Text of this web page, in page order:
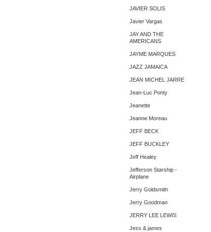
JAVIER SOLIS
Javier Vargas
JAY AND THE
AMERICANS
JAYME MARQUES
JAZZ JAMAICA
JEAN MICHEL JARRE
Jean-Luc Ponty
Jeanette
Jeanne Moreau
JEFF BECK
JEFF BUCKLEY
Jeff Healey
Jefferson Starship -
Airplane
Jerry Goldsmith
Jerry Goodman
JERRY LEE LEWIS
Jess & james